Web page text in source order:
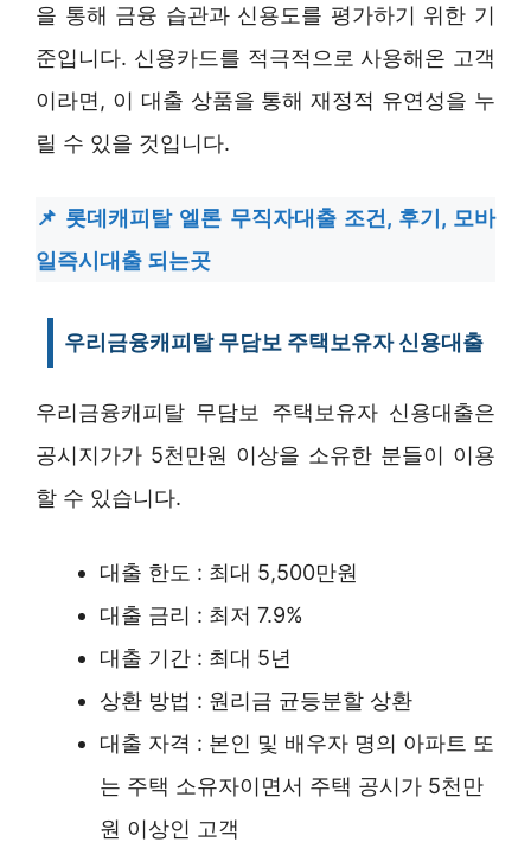
을 통해 금융 습관과 신용도를 평가하기 위한 기
준입니다. 신용카드를 적극적으로 사용해온 고객
이라면, 이 대출 상품을 통해 재정적 유연성을 누
릴 수 있을 것입니다.
롯데캐피탈 엘론 무직자대출 조건, 후기, 모바
일즉시대출 되는곳
우리금융캐피탈 무담보 주택보유자 신용대출
우리금융캐피탈 무담보 주택보유자 신용대출은
공시지가가 5천만원 이상을 소유한 분들이 이용
할 수 있습니다.
대출 한도 : 최대 5,500만원
대출 금리 : 최저 7.9%
대출 기간 : 최대 5년
상환 방법 : 원리금 균등분할 상환
대출 자격 : 본인 및 배우자 명의 아파트 또
는 주택 소유자이면서 주택 공시가 5천만
원 이상인 고객